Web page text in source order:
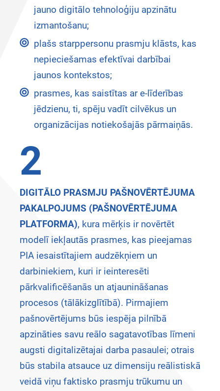
jauno digitālo tehnoloģiju apzinātu
izmantošanu;
plašs starppersonu prasmju klāsts, kas
nepieciešamas efektīvai darbībai
jaunos kontekstos;
prasmes, kas saistītas ar e-līderības
jēdzienu, ti, spēju vadīt cilvēkus un
organizācijas notiekošajās pārmaiņās.
2
DIGITĀLO PRASMJU PAŠNOVĒRTĒJUMA
PAKALPOJUMS (PAŠNOVĒRTĒJUMA
PLATFORMA), kura mērķis ir novērtēt
modelī iekļautās prasmes, kas pieejamas
PIA iesaistītajiem audzēkņiem un
darbiniekiem, kuri ir ieinteresēti
pārkvalificēšanās un atjaunināšanas
procesos (tālākizglītībā). Pirmajiem
pašnovērtējums būs iespēja pilnībā
apzināties savu reālo sagatavotības līmeni
augsti digitalizētajai darba pasaulei; otrais
būs stabila atsauce uz dimensiju reālistiskā
veidā viņu faktisko prasmju trūkumu un